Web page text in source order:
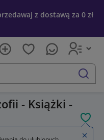
z dostawą za 0 zł
szukaj
- Książki -